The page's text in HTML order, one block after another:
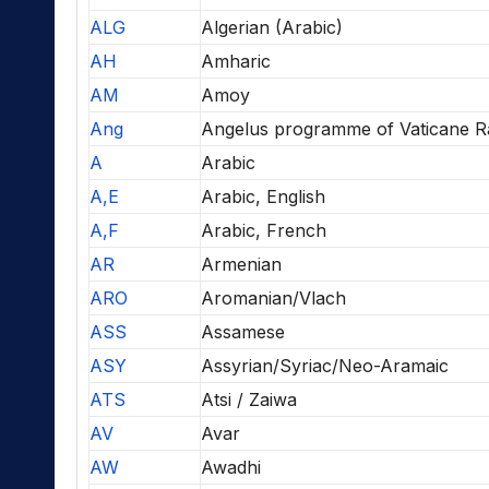
ALG
Algerian (Arabic)
AH
Amharic
AM
Amoy
Ang
Angelus programme of Vaticane
A
Arabic
A,E
Arabic, English
A,F
Arabic, French
AR
Armenian
ARO
Aromanian/Vlach
ASS
Assamese
ASY
Assyrian/Syriac/Neo-Aramaic
ATS
Atsi / Zaiwa
AV
Avar
AW
Awadhi